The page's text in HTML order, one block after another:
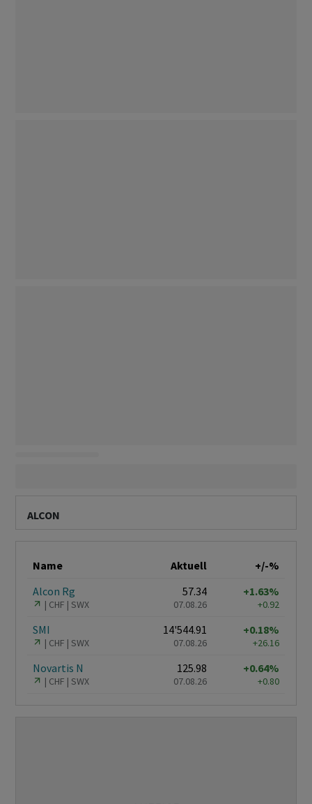
ALCON
Name Aktuell
+/-%
Alcon Rg
CHF SWX
57.34
07.08.26
+1.63%
+0.92
SMI
CHF SWX
14'544.91
07.08.26
+0.18%
+26.16
Novartis N
CHF SWX
125.98
07.08.26
+0.64%
+0.80